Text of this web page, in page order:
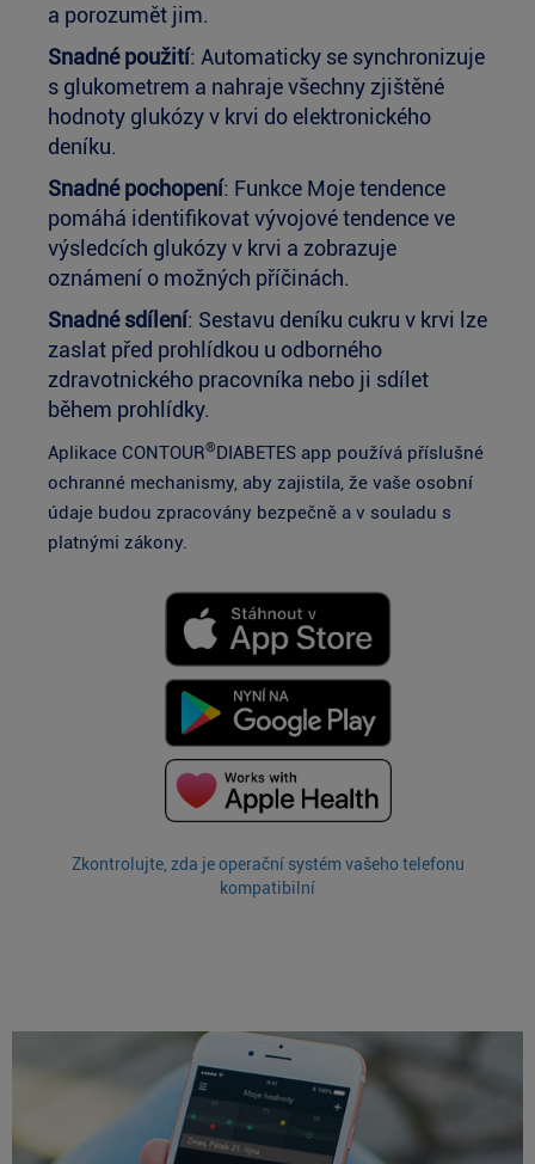
a porozumět jim.
Snadné použití: Automaticky se synchronizuje
s glukometrem a nahraje všechny zjištěné
hodnoty glukózy v krvi do elektronického
deníku.
Snadné pochopení: Funkce Moje tendence
pomáhá identifikovat vývojové tendence ve
výsledcích glukózy v krvi a zobrazuje
oznámení o možných příčinách.
Snadné sdílení: Sestavu deníku cukru v krvi lze
zaslat před prohlídkou u odborného
zdravotnického pracovníka nebo ji sdílet
během prohlídky.
Aplikace CONTOUR®DIABETES app používá příslušné
ochranné mechanismy, aby zajistila, že vaše osobní
údaje budou zpracovány bezpečně a v souladu s
platnými zákony.
Zkontrolujte, zda je operační systém vašeho telefonu
kompatibilní